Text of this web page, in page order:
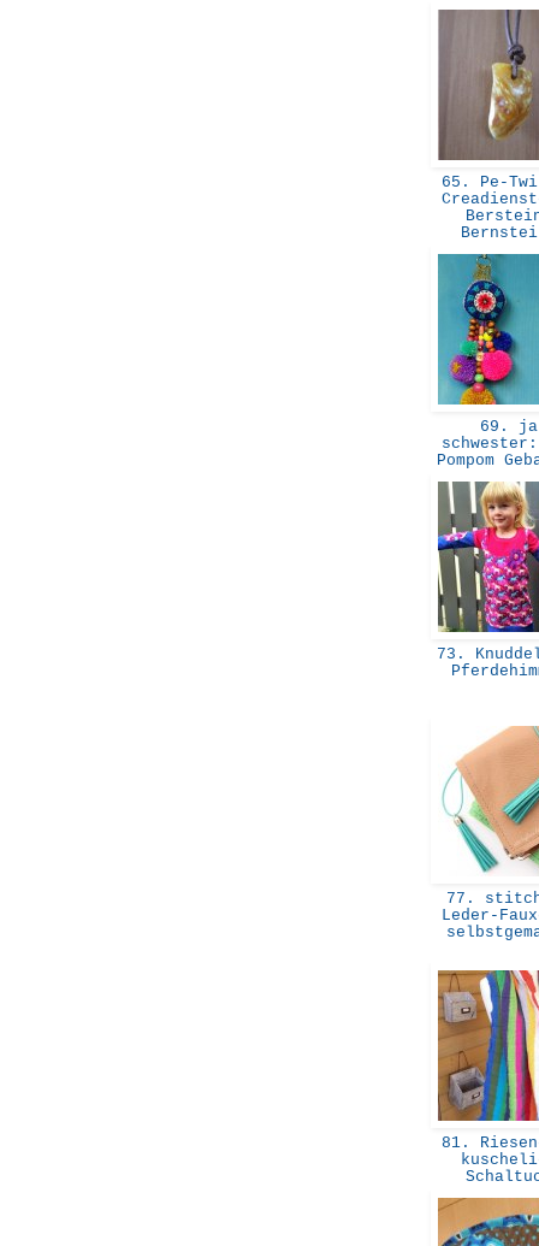
65. Pe-
69.
schwester:
Pompom
73.
77.
Leder-
81.